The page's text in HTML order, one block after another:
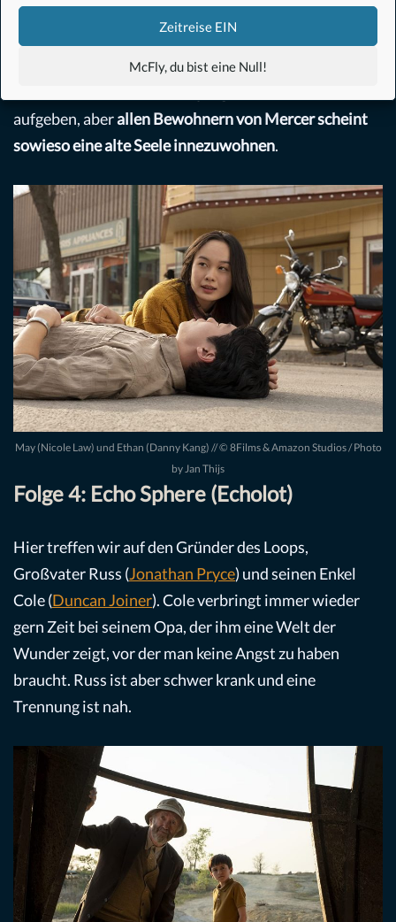
Zeitreise EIN
McFly, du bist eine Null!
Schwächen. In dieser Geschichte kann manden
Verlauf einer Beziehung bzw. Ehe
Festhalten eigener Verhaltensmuster zerbricht. Ein
aufgeben, aberallen Bewohnern von Mercer scheint
sowieso eine alte Seele innezuwohnen.
May (Nicole Law) und Ethan (Danny Kang) // © 8Films & Amazon Studios / Photo
by Jan Thijs
Folge 4: Echo Sphere (Echolot)
Hier treffen wir auf den Gründer des Loops,
Großvater Russ (Jonathan Pryce) und seinen Enkel
Cole (Duncan Joiner). Cole verbringt immer wieder
gern Zeit bei seinem Opa, der ihm eine Welt der
Wunder zeigt, vor der man keine Angst zu haben
braucht. Russ ist aber schwer krank und eine
Trennung ist nah.